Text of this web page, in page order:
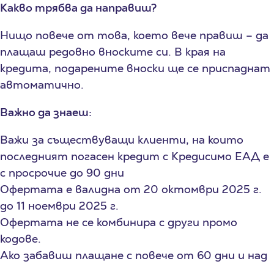
Какво трябва да направиш?
Нищо повече от това, което вече правиш – да
плащаш редовно вноските си. В края на
кредита, подарените вноски ще се приспаднат
автоматично.
Важно да знаеш:
Важи за съществуващи клиенти, на които
последният погасен кредит с Кредисимо ЕАД е
с просрочие до 90 дни
Офертата е валидна от 20 октомври 2025 г.
до 11 ноември 2025 г.
Офертата не се комбинира с други промо
кодове.
Ако забавиш плащане с повече от 60 дни и над